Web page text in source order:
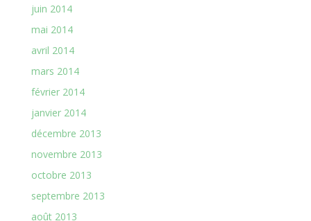
juin 2014
mai 2014
avril 2014
mars 2014
février 2014
janvier 2014
décembre 2013
novembre 2013
octobre 2013
septembre 2013
août 2013